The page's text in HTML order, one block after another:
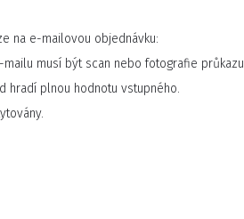
na e-mailovou objednávku:
musí být scan nebo fotografie průkazu
hradí plnou hodnotu vstupného.